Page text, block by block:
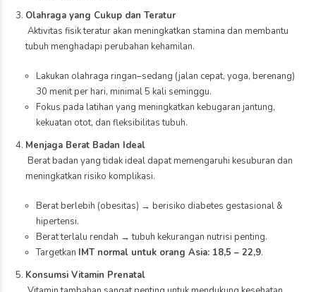
Olahraga yang Cukup dan Teratur
Aktivitas fisik teratur akan meningkatkan stamina dan membantu
tubuh menghadapi perubahan kehamilan.
Lakukan olahraga ringan–sedang (jalan cepat, yoga, berenang)
30 menit per hari, minimal 5 kali seminggu.
Fokus pada latihan yang meningkatkan kebugaran jantung,
kekuatan otot, dan fleksibilitas tubuh.
Menjaga Berat Badan Ideal
Berat badan yang tidak ideal dapat memengaruhi kesuburan dan
meningkatkan risiko komplikasi.
Berat berlebih (obesitas) → berisiko diabetes gestasional &
hipertensi.
Berat terlalu rendah → tubuh kekurangan nutrisi penting.
Targetkan IMT normal untuk orang Asia: 18,5 – 22,9.
Konsumsi Vitamin Prenatal